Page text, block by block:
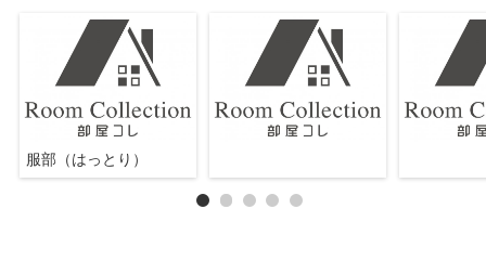
服部（はっとり）